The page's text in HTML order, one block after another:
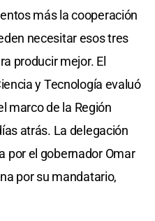
más la cooperación
necesitar esos tres
producir mejor. El
y Tecnología evaluó
marco de la Región
atrás. La delegación
por el gobernador Omar
por su mandatario,